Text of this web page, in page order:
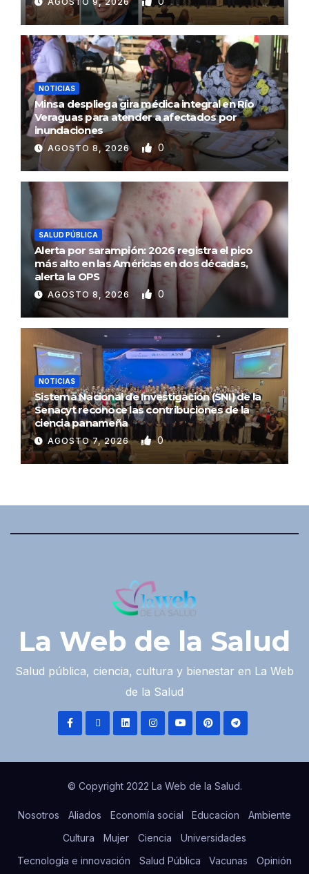
NOTICIAS
Minsa despliega gira médica integral en Río
Veraguas para atender a afectados por
inundaciones
AGOSTO 8, 2026 0
SALUD PÚBLICA
Alerta por sarampión: 2026 registra el pico
más alto en las Américas en dos décadas,
alerta la OPS
AGOSTO 8, 2026 0
NOTICIAS
Sistema Nacional de Investigación (SNI) de la
Senacyt reconoce las contribuciones de la
ciencia panameña
AGOSTO 7, 2026 0
La Web de la Salud
Salud pública, ciencia, cultura y bienestar en La Web
de la Salud
© Copyright 2022 La Web de la Salud.
Nosotros Aliados Economía social Educacion
Ambiente
Cultura
Mujer Ciencia
Universidades
Tecnología e innovación
Salud Pública Vacunas Opinión